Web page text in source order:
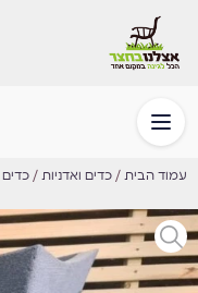
עמוד הבית / כדים ואדניות / כדים